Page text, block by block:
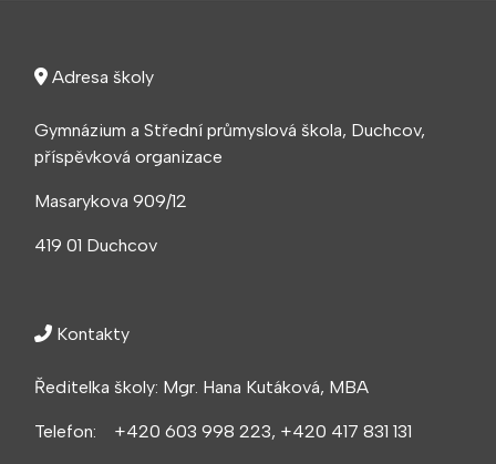
Adresa školy
Gymnázium a Střední průmyslová škola, Duchcov,
příspěvková organizace
Masarykova 909/12
419 01 Duchcov
Kontakty
Ředitelka školy: Mgr. Hana Kutáková, MBA
Telefon: +420 603 998 223, +420 417 831 131